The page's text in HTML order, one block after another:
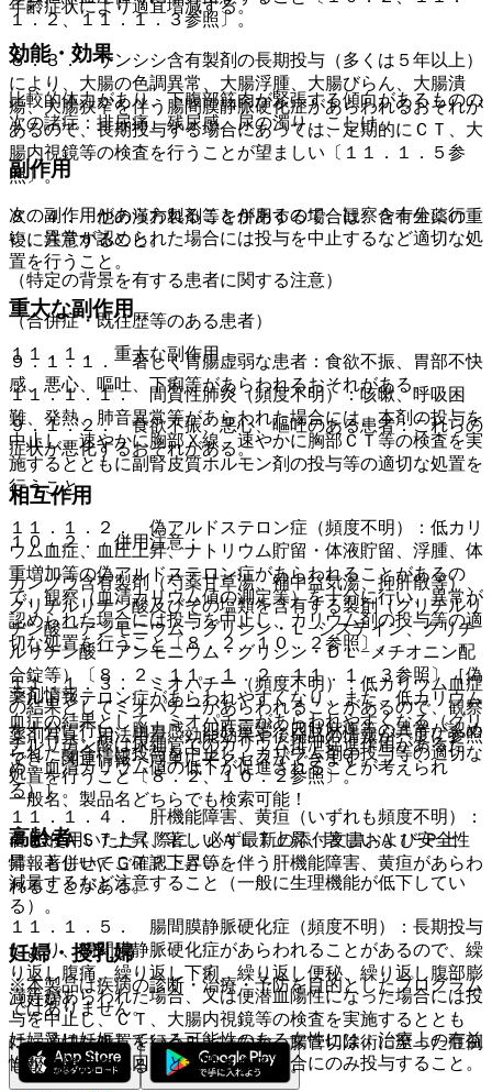
１．２、１１．１．３参照〕。
８．３． サンシシ含有製剤の長期投与（多くは５年以上）
により、大腸の色調異常、大腸浮腫、大腸びらん、大腸潰
瘍、大腸狭窄を伴う腸間膜静脈硬化症があらわれるおそれが
あるので、長期投与する場合にあっては、定期的にＣＴ、大
腸内視鏡等の検査を行うことが望ましい〔１１．１．５参
照〕。
８．４． 他の漢方製剤等を併用する場合は、含有生薬の重
複に注意すること。
（特定の背景を有する患者に関する注意）
（合併症・既往歴等のある患者）
９．１．１． 著しく胃腸虚弱な患者：食欲不振、胃部不快
感、悪心、嘔吐、下痢等があらわれるおそれがある。
９．１．２． 食欲不振、悪心、嘔吐のある患者：これらの
症状が悪化するおそれがある。
相互作用
１０．２． 併用注意：
カンゾウ含有製剤（芍薬甘草湯、補中益気湯、抑肝散等）、
グリチルリチン酸及びその塩類を含有する製剤（グリチルリ
チン酸一アンモニウム・グリシン・Ｌ−システイン、グリチ
ルリチン酸一アンモニウム・グリシン・ＤＬ−メチオニン配
合錠等）〔８．２、１１．１．２、１１．１．３参照〕［偽
アルドステロン症があらわれやすくなり、また、低カリウム
血症の結果として、ミオパチーがあらわれやすくなる（グリ
チルリチン酸は尿細管でのカリウム排泄促進作用があるた
め、血清カリウム値の低下が促進されることが考えられ
る）］。
高齢者
減量するなど注意すること（一般に生理機能が低下してい
る）。
妊婦・授乳婦
（妊婦）
妊婦又は妊娠している可能性のある女性には、治療上の有益
性が危険性を上回ると判断される場合にのみ投与すること。
年齢症状により適宜増減する。
効能・効果
比較的体力があり、下腹部筋肉が緊張する傾向があるものの
次の諸症：排尿痛、残尿感、尿の濁り、こしけ。
副作用
次の副作用があらわれることがあるので、観察を十分に行
い、異常が認められた場合には投与を中止するなど適切な処
置を行うこと。
重大な副作用
１１．１． 重大な副作用
１１．１．１． 間質性肺炎（頻度不明）：咳嗽、呼吸困
難、発熱、肺音異常等があらわれた場合には、本剤の投与を
中止し、速やかに胸部Ｘ線、速やかに胸部ＣＴ等の検査を実
施するとともに副腎皮質ホルモン剤の投与等の適切な処置を
行うこと。
１１．１．２． 偽アルドステロン症（頻度不明）：低カリ
ウム血症、血圧上昇、ナトリウム貯留・体液貯留、浮腫、体
重増加等の偽アルドステロン症があらわれることがあるの
で、観察（血清カリウム値の測定等）を十分に行い、異常が
認められた場合には投与を中止し、カリウム剤の投与等の適
切な処置を行うこと〔８．２、１０．２参照〕。
１１．１．３． ミオパチー（頻度不明）：低カリウム血症
の結果としてミオパチーがあらわれることがあるので、観察
を十分に行い、脱力感、四肢痙攣・四肢麻痺等の異常が認め
られた場合には投与を中止し、カリウム剤の投与等の適切な
処置を行うこと〔８．２、１０．２参照〕。
１１．１．４． 肝機能障害、黄疸（いずれも頻度不明）：
著しいＡＳＴ上昇、著しいＡＬＴ上昇、著しいＡｌ−Ｐ上
昇、著しいγ−ＧＴＰ上昇等を伴う肝機能障害、黄疸があらわ
れることがある。
１１．１．５． 腸間膜静脈硬化症（頻度不明）：長期投与
により、腸間膜静脈硬化症があらわれることがあるので、繰
り返し腹痛、繰り返し下痢、繰り返し便秘、繰り返し腹部膨
満等があらわれた場合、又は便潜血陽性になった場合には投
与を中止し、ＣＴ、大腸内視鏡等の検査を実施するととも
に、適切な処置を行うこと（なお、腸管切除術に至った症例
も報告されている）〔８．３参照〕。
薬剤情報
薬剤写真、用法用量、効能効果や後発品の情報が一度に参照
でき、関連情報へ簡単にアクセスができます。
一般名、製品名どちらでも検索可能！
※ ご使用いただく際に、必ず最新の添付文書および安全性
情報も併せてご確認下さい。
※本製品は疾病の診断・治療・予防を目的としたプログラム
ではありません。